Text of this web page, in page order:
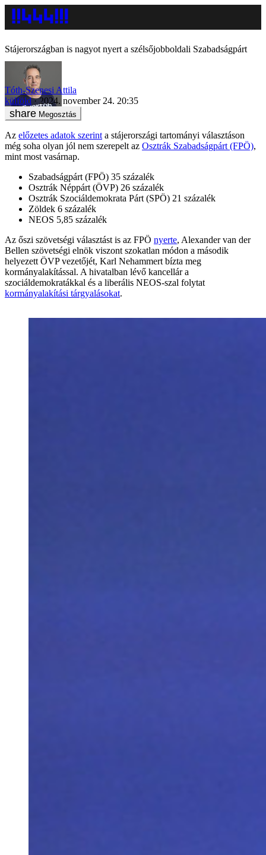
Stájerországban is nagyot nyert a szélsőjobboldali Szabadságpárt
Tóth-Szenesi Attila
külföld
2024. november 24. 20:35
Megosztás
Az előzetes adatok szerint a stájerországi tartományi választáson
még soha olyan jól nem szerepelt az Osztrák Szabadságpárt (FPÖ),
mint most vasárnap.
Szabadságpárt (FPÖ) 35 százalék
Osztrák Néppárt (ÖVP) 26 százalék
Osztrák Szociáldemokrata Párt (SPÖ) 21 százalék
Zöldek 6 százalék
NEOS 5,85 százalék
Az őszi szövetségi választást is az FPÖ nyerte, Alexander van der
Bellen szövetségi elnök viszont szokatlan módon a második
helyezett ÖVP vezetőjét, Karl Nehammert bízta meg
kormányalakítással. A hivatalban lévő kancellár a
szociáldemokratákkal és a liberális NEOS-szal folytat
kormányalakítási tárgyalásokat.